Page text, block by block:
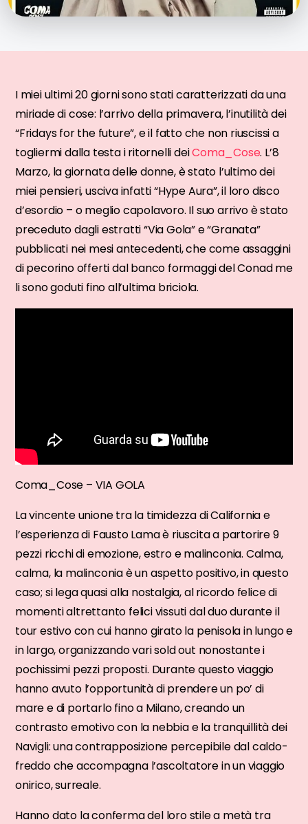
I miei ultimi 20 giorni sono stati caratterizzati da una
miriade di cose: l’arrivo della primavera, l’inutilità dei
“Fridays for the future”, e il fatto che non riuscissi a
togliermi dalla testa i ritornelli deiComa_Cose. L’8
Marzo, la giornata delle donne, è stato l’ultimo dei
miei pensieri, usciva infatti “Hype Aura”, il loro disco
d’esordio – o meglio capolavoro. Il suo arrivo è stato
preceduto dagli estratti “Via Gola” e “Granata”
pubblicati nei mesi antecedenti, che come assaggini
di pecorino offerti dal banco formaggi del Conad me
li sono goduti fino all’ultima briciola.
Coma_Cose – VIA GOLA
La vincente unione tra la timidezza di California e
l’esperienza di Fausto Lama è riuscita a partorire 9
pezzi ricchi di emozione, estro e malinconia. Calma,
calma, la malinconia è un aspetto positivo, in questo
caso; si lega quasi alla nostalgia, al ricordo felice di
momenti altrettanto felici vissuti dal duo durante il
tour estivo con cui hanno girato la penisola in lungo e
in largo, organizzando vari sold out nonostante i
pochissimi pezzi proposti. Durante questo viaggio
hanno avuto l’opportunità di prendere un po’ di
mare e di portarlo fino a Milano, creando un
contrasto emotivo con la nebbia e la tranquillità dei
Navigli: una contrapposizione percepibile dal caldo-
freddo che accompagna l’ascoltatore in un viaggio
onirico, surreale.
Hanno dato la conferma del loro stile a metà tra